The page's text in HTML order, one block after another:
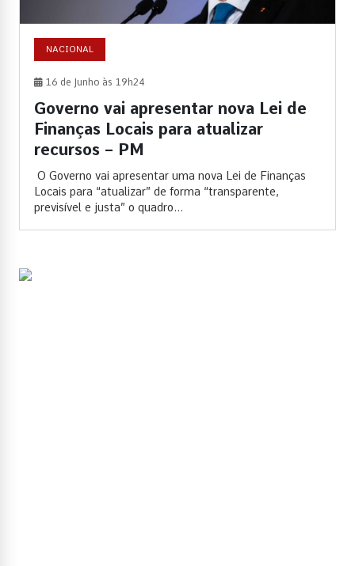
NACIONAL
16 de Junho às 19h24
Governo vai apresentar nova Lei de
Finanças Locais para atualizar
recursos – PM
O Governo vai apresentar uma nova Lei de Finanças
Locais para “atualizar” de forma “transparente,
previsível e justa” o quadro...